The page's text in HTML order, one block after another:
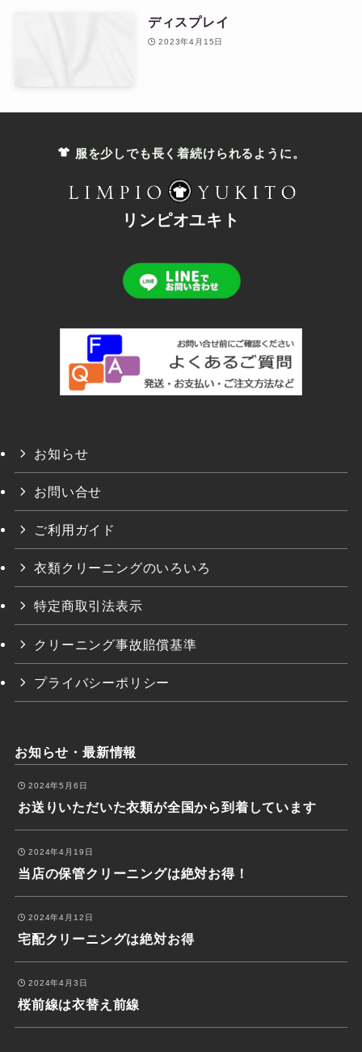
ディスプレイ
2023年4月15日
服を少しでも長く着続けられるように。
リンピオユキト
お知らせ
お問い合せ
ご利用ガイド
衣類クリーニングのいろいろ
特定商取引法表示
クリーニング事故賠償基準
プライバシーポリシー
お知らせ・最新情報
2024年5月6日
お送りいただいた衣類が全国から到着しています
2024年4月19日
当店の保管クリーニングは絶対お得！
2024年4月12日
宅配クリーニングは絶対お得
2024年4月3日
桜前線は衣替え前線